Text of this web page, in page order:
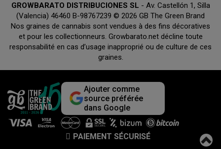
GROWBARATO DISTRIBUCIONES SL - Av. Castellón 1, Silla
(Valencia) 46460 B-98767239 © 2026 GB The Green Brand
Nos graines de cannabis sont vendues à des fins décoratives
et pour les collectionneurs. Growbarato.net décline toute
responsabilité en cas d’usage inapproprié ou de culture de ces
graines.
Ajouter comme
source préférée
dans Google
PAIEMENT SÉCURISÉ